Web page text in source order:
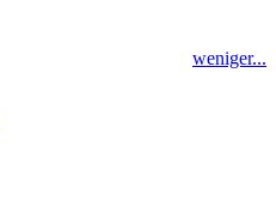
weniger...